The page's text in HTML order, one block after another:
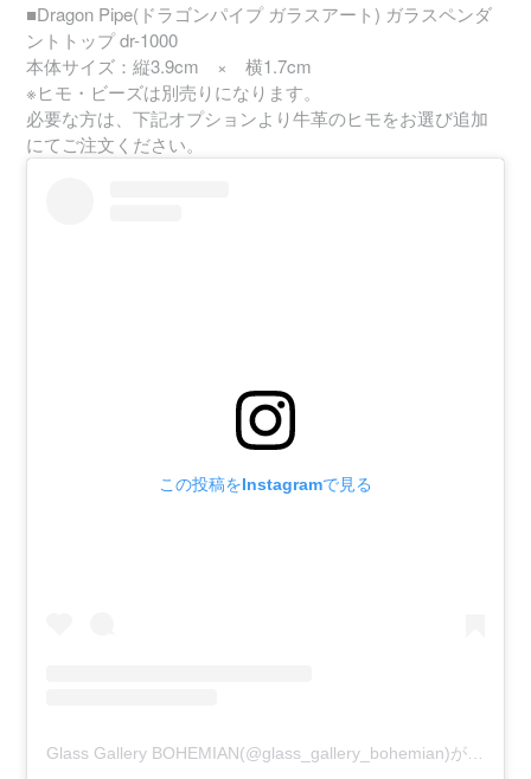
■Dragon Pipe(ドラゴンパイプ ガラスアート) ガラスペンダ
ントトップ dr-1000
本体サイズ：縦3.9cm × 横1.7cm
※ヒモ・ビーズは別売りになります。
必要な方は、下記オプションより牛革のヒモをお選び追加
にてご注文ください。
この投稿をInstagramで見る